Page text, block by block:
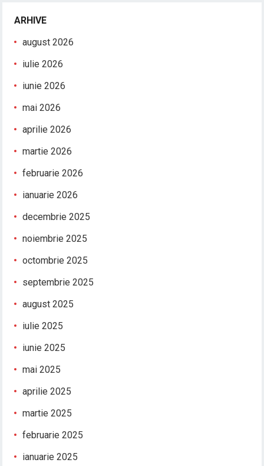
ARHIVE
august 2026
iulie 2026
iunie 2026
mai 2026
aprilie 2026
martie 2026
februarie 2026
ianuarie 2026
decembrie 2025
noiembrie 2025
octombrie 2025
septembrie 2025
august 2025
iulie 2025
iunie 2025
mai 2025
aprilie 2025
martie 2025
februarie 2025
ianuarie 2025